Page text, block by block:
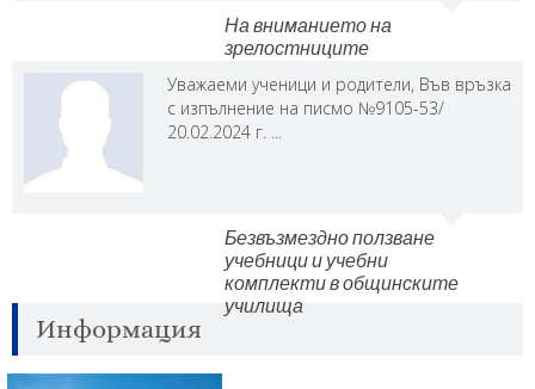
На вниманието на
зрелостниците
Уважаеми ученици и родители, Във връзка
с изпълнение на писмо №9105-53/
20.02.2024 г. ...
Безвъзмездно ползване
учебници и учебни
комплекти в общинските
училища
Информация